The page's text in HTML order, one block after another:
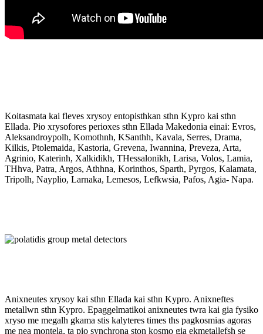
Koitasmata kai fleves xrysoy entopisthkan sthn Kypro kai sthn
Ellada. Pio xrysofores perioxes sthn Ellada Makedonia einai: Evros,
Aleksandroypolh, Komothnh, KSanthh, Kavala, Serres, Drama,
Kilkis, Ptolemaida, Kastoria, Grevena, Iwannina, Preveza, Arta,
Agrinio, Katerinh, Xalkidikh, THessalonikh, Larisa, Volos, Lamia,
THhva, Patra, Argos, Athhna, Korinthos, Sparth, Pyrgos, Kalamata,
Tripolh, Nayplio, Larnaka, Lemesos, Lefkwsia, Pafos, Agia- Napa.
Anixneutes xrysoy kai sthn Ellada kai sthn Kypro. Anixneftes
metallwn sthn Kypro. Epaggelmatikoi anixneutes twra kai gia fysiko
xryso me megalh gkama stis kalyteres times ths pagkosmias agoras
me nea montela, ta pio synchrona ston kosmo gia ekmetallefsh se